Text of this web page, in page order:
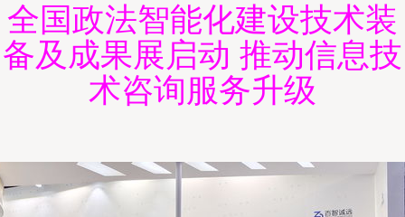
全国政法智能化建设技术装
备及成果展启动 推动信息技
术咨询服务升级